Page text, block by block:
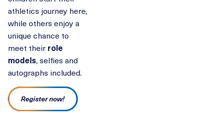
athletics journey here,
while others enjoy a
unique chance to
meet their role
models, selfies and
autographs included.
Register now!